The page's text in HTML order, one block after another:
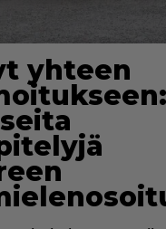
yhteen